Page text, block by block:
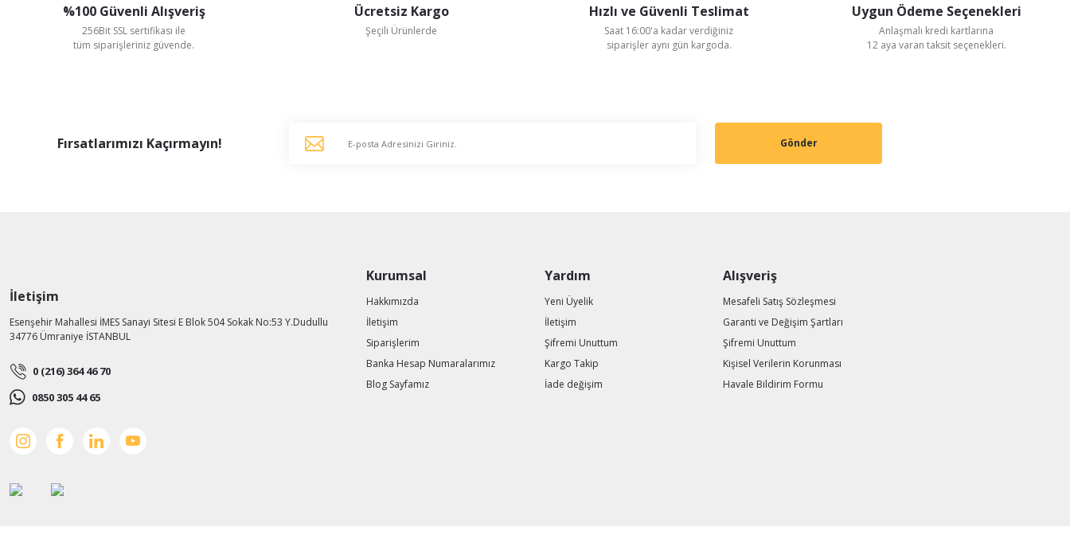
%100 Güvenli Alışveriş
256Bit SSL sertifikası ile
tüm siparişleriniz güvende.
Ücretsiz Kargo
Şeçili Ürünlerde
Hızlı ve Güvenli Teslimat
Saat 16:00'a kadar verdiğiniz
siparişler aynı gün kargoda.
Uygun Ödeme Seçenekleri
Anlaşmalı kredi kartlarına
12 aya varan taksit seçenekleri.
Fırsatlarımızı Kaçırmayın! Gönder
İletişim
Esenşehir Mahallesi İMES Sanayi Sitesi E Blok 504 Sokak No:53 Y.Dudullu
34776 Ümraniye İSTANBUL
0 (216) 364 46 70
0850 305 44 65
Kurumsal
Hakkımızda
İletişim
Siparişlerim
Banka Hesap Numaralarımız
Blog Sayfamız
Yardım
Yeni Üyelik
İletişim
Şifremi Unuttum
Kargo Takip
İade değişim
Alışveriş
Mesafeli Satış Sözleşmesi
Garanti ve Değişim Şartları
Şifremi Unuttum
Kişisel Verilerin Korunması
Havale Bildirim Formu